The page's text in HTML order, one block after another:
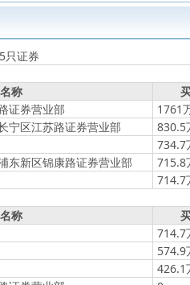
只证券
称
证券营业部
1761
宁区江苏路证券营业部
830.5
734.7
东新区锦康路证券营业部
715.8
714.7
称
714.7
574.9
426.1